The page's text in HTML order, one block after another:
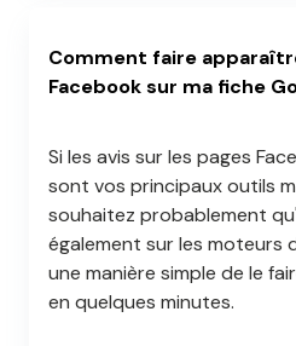
Comment faire
Facebook sur ma fiche
Si les avis sur les pages
sont vos principaux outils
souhaitez probablement
également sur les moteurs
une manière simple de le
en quelques minutes.